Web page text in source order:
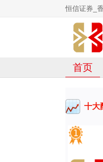
恒信证券_
首页
十大